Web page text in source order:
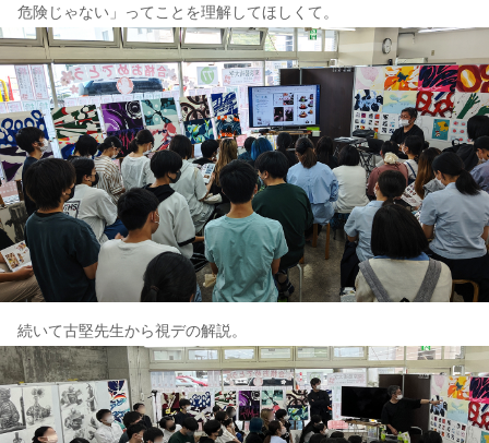
危険じゃない」ってことを理解してほしくて。
続いて古堅先生から視デの解説。